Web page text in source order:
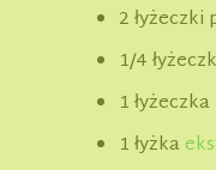
2
1/4
1
1 łyżka